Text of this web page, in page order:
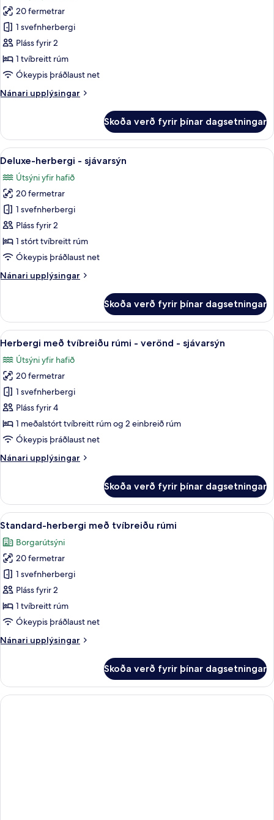
fyrir
Junior-
svíta
-
sjávarsýn
20 fermetrar
1 svefnherbergi
Pláss fyrir 2
1 tvíbreitt rúm
Ókeypis þráðlaust net
Nánari upplýsingar
Nánari
svíta
sjávarsýn
Skoða verð fyrir þínar dagsetningar
Skoða
allar
myndir
fyrir
Deluxe-
herbergi
-
sjávarsýn
Deluxe-herbergi - sjávarsýn | Ítölsk
14
Deluxe-herbergi - sjávarsýn
Útsýni yfir hafið
20 fermetrar
1 svefnherbergi
Pláss fyrir 2
1 stórt tvíbreitt rúm
Ókeypis þráðlaust net
Nánari upplýsingar
Nánari
herbergi
sjávarsýn
Skoða verð fyrir þínar dagsetningar
Skoða
allar
myndir
fyrir
Herbergi
með
tvíbreiðu
rúmi
verönd
Herbergi með tvíbreiðu rúmi -
22
Herbergi með tvíbreiðu rúmi - verönd - sjávarsýn
Útsýni yfir hafið
20 fermetrar
1 svefnherbergi
Pláss fyrir 4
1 meðalstórt tvíbreitt rúm og 2 einbreið rúm
Ókeypis þráðlaust net
Nánari upplýsingar
Nánari
með
tvíbreiðu
rúmi
verönd
sjávarsýn
Skoða verð fyrir þínar dagsetningar
Skoða
allar
myndir
fyrir
Standard-
herbergi
með
tvíbreiðu
Standard-herbergi með tvíbreiðu
5
Standard-herbergi með tvíbreiðu rúmi
Borgarútsýni
20 fermetrar
1 svefnherbergi
Pláss fyrir 2
1 tvíbreitt rúm
Ókeypis þráðlaust net
Nánari upplýsingar
Nánari
herbergi
með
tvíbreiðu
Skoða verð fyrir þínar dagsetningar